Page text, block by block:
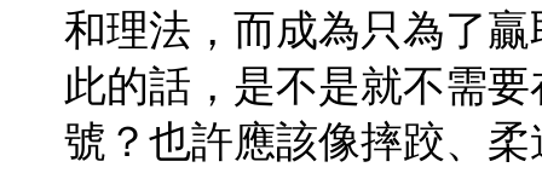
和理法，而成為只為了
此的話，是不是就不需
號？也許應該像摔跤、